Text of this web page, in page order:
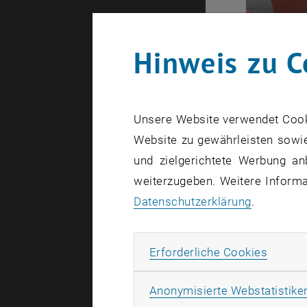
Hinweis zu
Unsere Website verwendet
Website zu gewährleisten
und zielgerichtete Werbung
weiterzugeben. Weitere
Datenschutzerklärung.
Erforderliche Cookies
Anonymisierte